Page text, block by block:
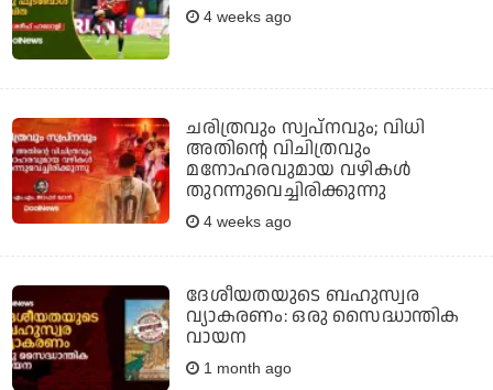
4 weeks ago
ചരിത്രവും സ്വപ്‌നവും; വിധി
അതിന്റെ വിചിത്രവും
മനോഹരവുമായ വഴികള്‍
തുറന്നുവെച്ചിരിക്കുന്നു
4 weeks ago
ദേശീയതയുടെ ബഹുസ്വര
വ്യാകരണം: ഒരു സൈദ്ധാന്തിക
വായന
1 month ago